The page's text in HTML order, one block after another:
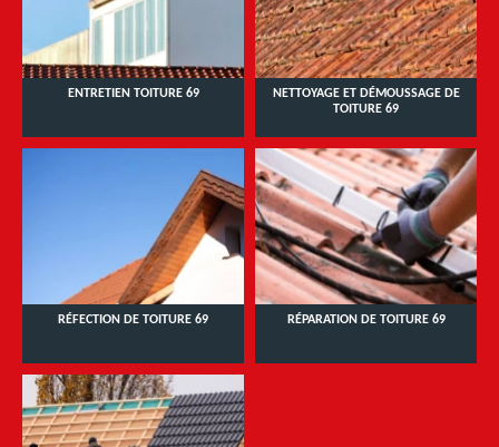
ENTRETIEN TOITURE 69
NETTOYAGE ET DÉMOUSSAGE DE
TOITURE 69
RÉFECTION DE TOITURE 69 RÉPARATION DE TOITURE 69